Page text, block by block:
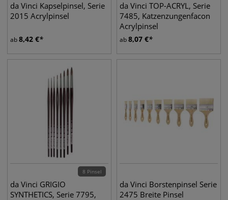
da Vinci Kapselpinsel, Serie
2015 Acrylpinsel
ab8,42 €
da Vinci TOP-ACRYL, Serie
7485, Katzenzungenfacon
Acrylpinsel
ab8,07 €
8 Pinsel
da Vinci GRIGIO
SYNTHETICS, Serie 7795,
da Vinci Borstenpinsel Serie
2475 Breite Pinsel